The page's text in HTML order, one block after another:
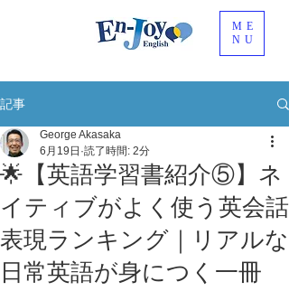
ME
NU
記事
🌟【英語学習書紹介⑤】ネ
イティブがよく使う英会話
表現ランキング｜リアルな
日常英語が身につく一冊
George Akasaka
6月19日 読了時間: 2分